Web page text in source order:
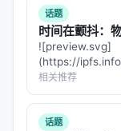
指标：
类偏好、任
对比基线：
无检索 LLM
消融：验证
据规模）对最
话题
时间在颤抖：
![preview.svg]
(https://
相关推荐
话题